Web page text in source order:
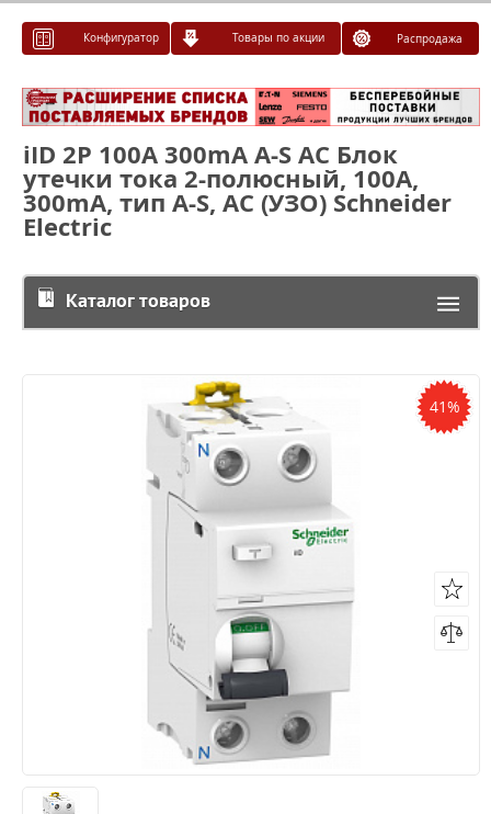
Конфигуратор Товары по акции Распродажа
iID 2Р 100A 300mA А-S AC Блок
утечки тока 2-полюсный, 100A,
300mA, тип А-S, АC (УЗО) Schneider
Electric
Каталог товаров
41%